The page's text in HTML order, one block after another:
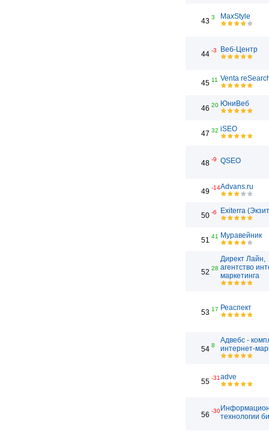
43 3 MaxStyle
44 -3 Веб-Центр
45 11 Venta
46 20 ЮниВеб
47 32 iSEO
48 -9 QSEO
49 -14Advans.ru
50 -6 Exiterra
51 41 Муравейник
52 28
Директ Лайн,
агентство
маркетинга
53 17 Реаспект
54 8
Адвебс -
интернет-
55 -31adve
56 -30
технологии